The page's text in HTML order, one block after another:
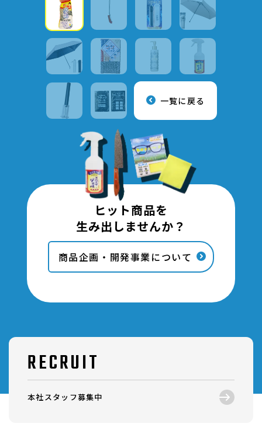
一覧に戻る
ヒット商品を
生み出しませんか？
商品企画・開発事業について
RECRUIT
本社スタッフ募集中